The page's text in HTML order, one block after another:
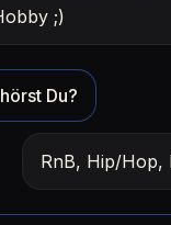
;)
Du?
RnB, Hip/Hop,